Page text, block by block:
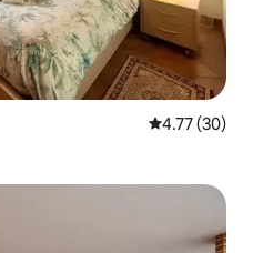
平均评分
4.77 (30)